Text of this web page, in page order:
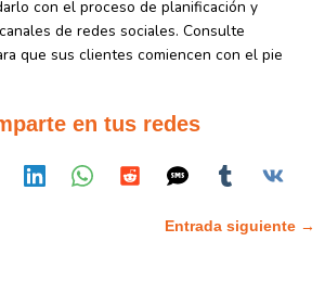
con el proceso de planificación y
de redes sociales. Consulte
que sus clientes comiencen con el pie
en tus redes
Entrada siguiente →